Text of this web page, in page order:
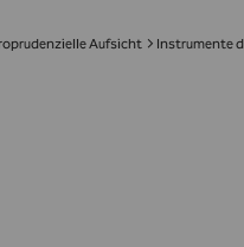
Aufsicht Instrumente